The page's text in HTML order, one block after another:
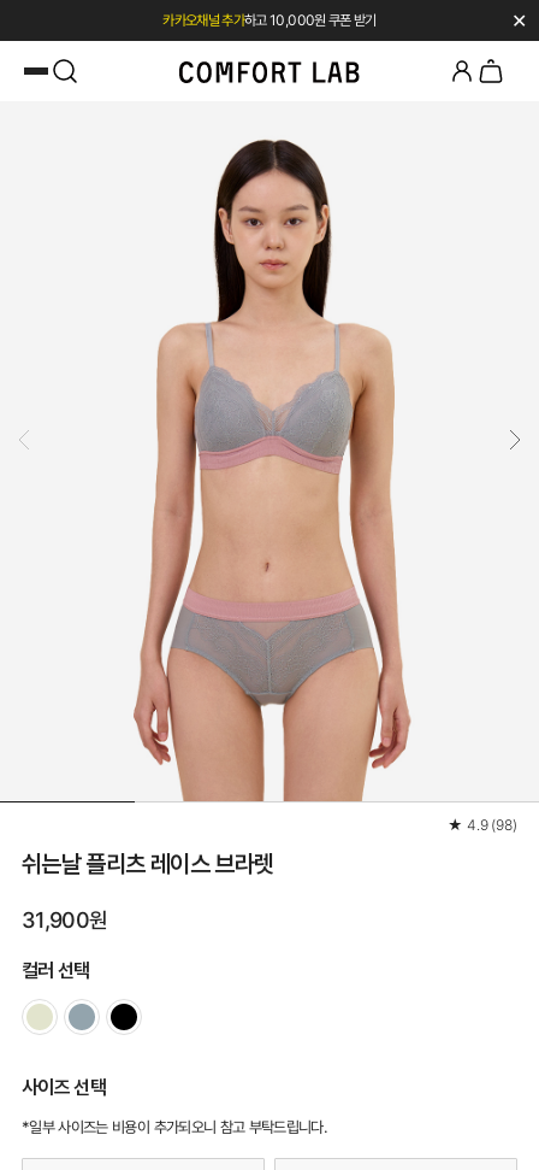
카카오채널 추가하고 10,000원 쿠폰 받기
첫 구매 시 베스트셀러 50% 즉시 할인
✕
★ 4.9 (98)
쉬는날 플리츠 레이스 브라렛
31,900원
컬러 선택
사이즈 선택
*일부 사이즈는 비용이 추가되오니 참고 부탁드립니다.